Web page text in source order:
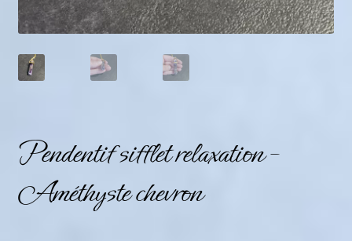
Avis clients
Mon compte
Pendentif sifflet relaxation –
Améthyste chevron